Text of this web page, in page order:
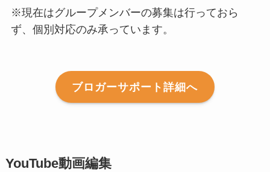
※現在はグループメンバーの募集は行っておら
ず、個別対応のみ承っています。
ブロガーサポート詳細へ
YouTube動画編集